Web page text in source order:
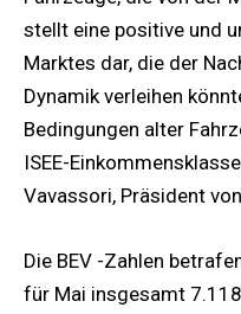
stellt eine positive und
Marktes dar, die der
Dynamik verleihen
Bedingungen alter
ISEE-
Vavassori, Präsident
Die BEV -Zahlen
für Mai insgesamt